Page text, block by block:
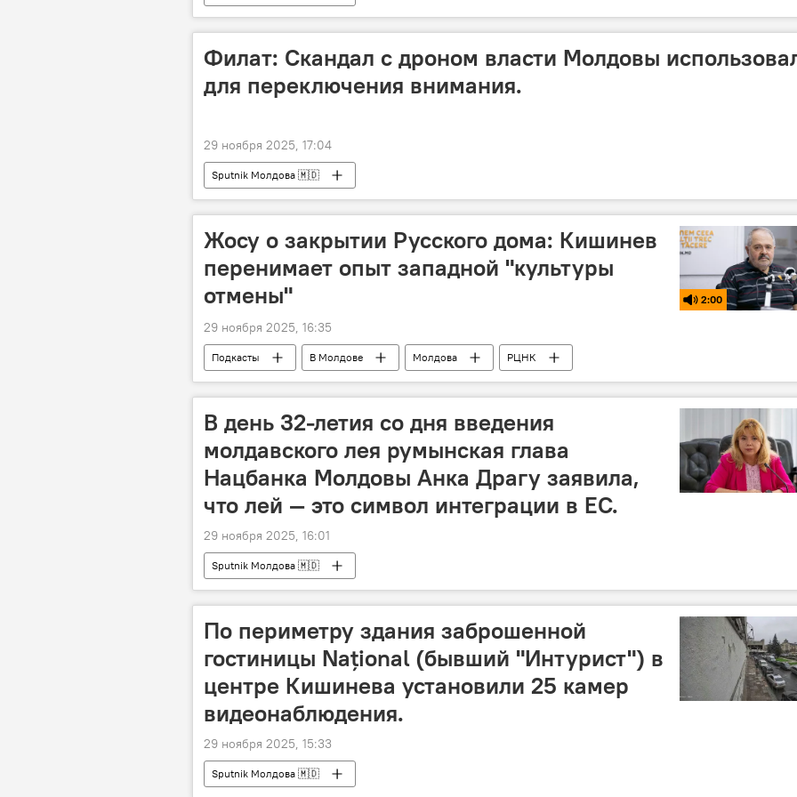
Филат: Скандал с дроном власти Молдовы
для переключения внимания.
29 ноября 2025, 17:04
Sputnik Молдова 🇲🇩
Жосу о закрытии Русского дома: Кишинев
перенимает опыт западной "культуры
отмены"
2:00
29 ноября 2025, 16:35
Подкасты В Молдове Молдова РЦНК
В день 32-летия со дня введения
молдавского лея румынская глава
Нацбанка Молдовы Анка Драгу заявила,
что лей — это символ интеграции в ЕС.
29 ноября 2025, 16:01
Sputnik Молдова 🇲🇩
По периметру здания заброшенной
гостиницы Național (бывший "Интурист") в
центре Кишинева установили 25 камер
видеонаблюдения.
29 ноября 2025, 15:33
Sputnik Молдова 🇲🇩